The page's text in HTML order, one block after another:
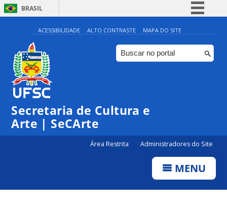
BRASIL
Simplifique!
Comunica BR
Participe
ACESSIBILIDADE ALTO CONTRASTE MAPA DO SITE
Secretaria de Cultura e
Arte | SeCArte
Área Restrita Administradores do Site
MENU
0:00
1:00